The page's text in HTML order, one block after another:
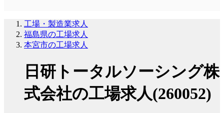
工場・製造業求人
福島県の工場求人
本宮市の工場求人
日研トータルソーシング株
式会社の工場求人(260052)